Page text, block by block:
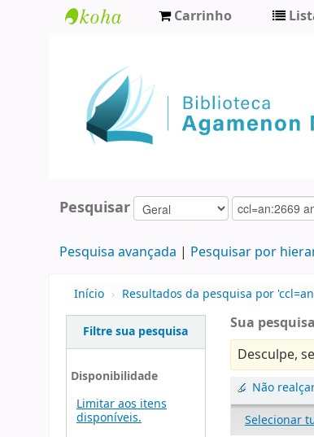
Agamenon
Magalhães
Carrinho
Pesquisar
Pesquisa avançada Pesquisar por
Início › Resultados da pesquisa por
Filtre sua pesquisa
Disponibilidade
Limitar aos itens
disponíveis.
Sua
Desculpe,
Não
Selecionar